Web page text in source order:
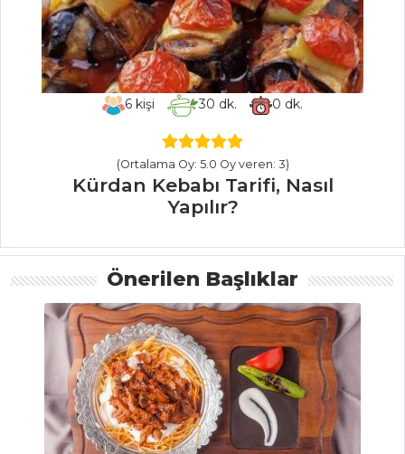
Pilav ve Makarna
Tüm Tarifleri
BALIK
Hollandez Soslu
Somon Tarifi, Nasıl
Otlu Balık Tarifi,
Nasıl Yapılır?
Tarifi, Nasıl Yapılır?
n
Balık Yemekleri
Tüm Tarifleri
6 kişi 30 dk. 0 dk.
(Ortalama Oy: 5.0 Oy veren: 3)
Kürdan Kebabı Tarifi, Nasıl
Yapılır?
Önerilen Başlıklar